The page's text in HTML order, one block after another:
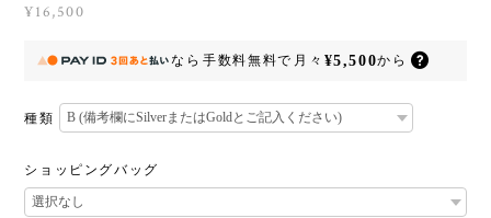
¥16,500
なら 手数料無料で 月々 ¥5,500から
種類
ショッピングバッグ